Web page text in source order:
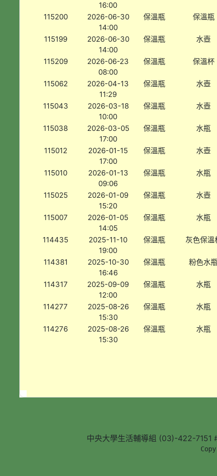
16:00
115200
2026-06-30
14:00
保溫瓶 保溫瓶
115199
2026-06-30
14:00
保溫瓶 水壺
115209
2026-06-23
08:00
保溫瓶 保溫杯
115062
2026-04-13
11:29
保溫瓶 水壺
115043
2026-03-18
10:00
保溫瓶 水壺
115038
2026-03-05
17:00
保溫瓶 水瓶
115012
2026-01-15
17:00
保溫瓶 水壺
115010
2026-01-13
09:06
保溫瓶 水瓶
115025
2026-01-09
15:20
保溫瓶 水壺
115007
2026-01-05
14:05
保溫瓶 水瓶
114435
2025-11-10
19:00
保溫瓶 灰色保溫
114381
2025-10-30
16:46
保溫瓶 粉色水
114317
2025-09-09
12:00
保溫瓶 水瓶
114277
2025-08-26
15:30
保溫瓶 水瓶
114276
2025-08-26
15:30
保溫瓶 水瓶
中央大學生活輔導組 (03)-422-7151